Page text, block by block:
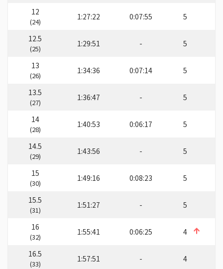
12
(24)
1:27:22 0:07:55 5
12.5
(25)
1:29:51 - 5
13
(26)
1:34:36 0:07:14 5
13.5
(27)
1:36:47 - 5
14
(28)
1:40:53 0:06:17 5
14.5
(29)
1:43:56 - 5
15
(30)
1:49:16 0:08:23 5
15.5
(31)
1:51:27 - 5
16
(32)
1:55:41 0:06:25 4
16.5
(33)
1:57:51 - 4